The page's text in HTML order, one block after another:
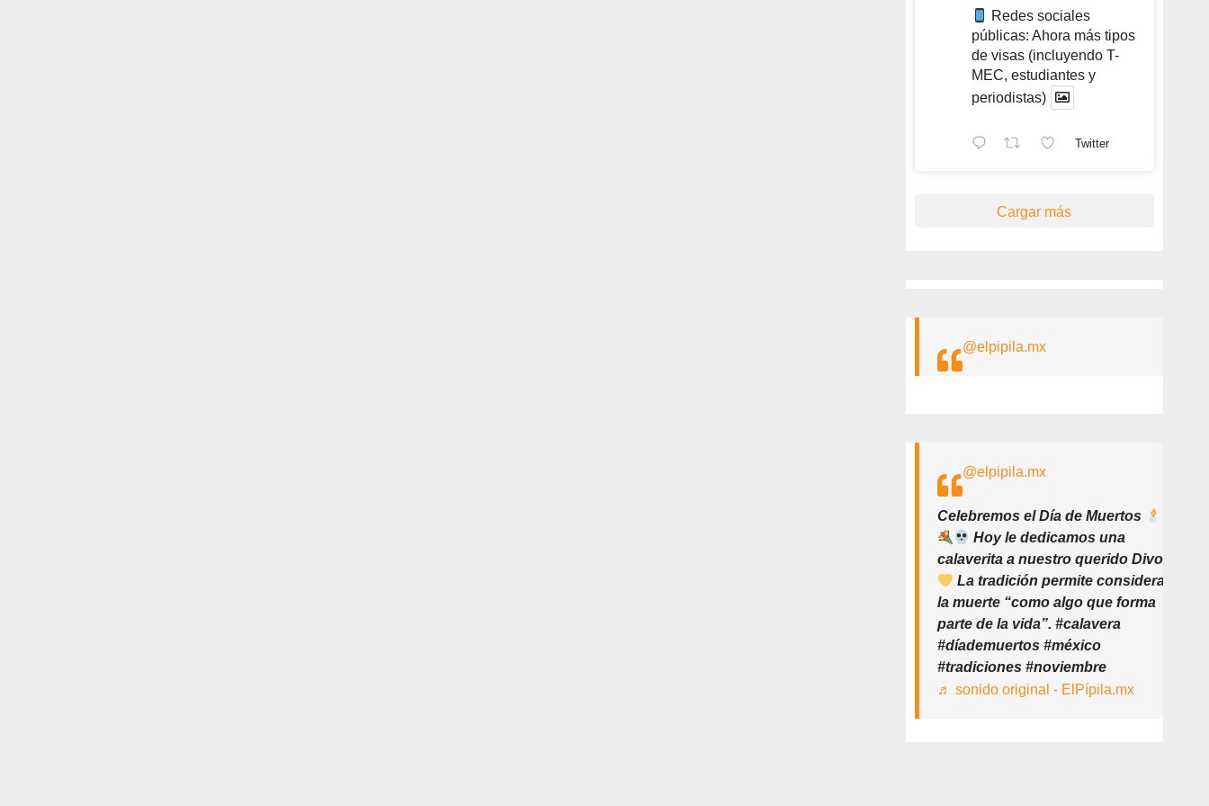
Redes sociales
públicas: Ahora más tipos
de visas (incluyendo T-
MEC, estudiantes y
periodistas)
Twitter
Cargar más
@elpipila.mx
@elpipila.mx
Celebremos el Día de Muertos
Hoy le dedicamos una
calaverita a nuestro querido Divo
La tradición permite considerar
la muerte “como algo que forma
parte de la vida”. #calavera
#díademuertos #méxico
#tradiciones #noviembre
♬ sonido original - ElPípila.mx